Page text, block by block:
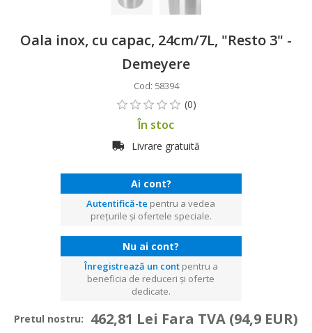
Oala inox, cu capac, 24cm/7L, "Resto 3" -
Demeyere
Cod: 58394
În stoc
Livrare gratuită
Ai cont?
Autentifică-te pentru a vedea
prețurile și ofertele speciale.
Nu ai cont?
Înregistrează un contpentru a
beneficia de reduceri și oferte
dedicate.
Pretul nostru: 462,81 Lei Fara TVA (94,9 EUR)